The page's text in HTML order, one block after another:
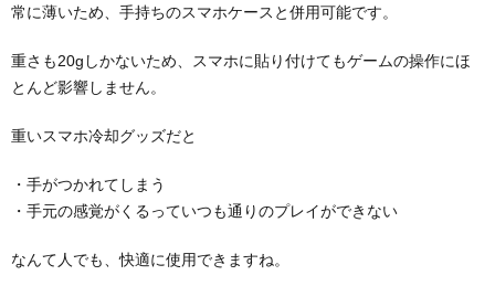
常に薄いため、手持ちのスマホケースと併用可能です。
重さも20gしかないため、スマホに貼り付けてもゲームの操作にほ
とんど影響しません。
重いスマホ冷却グッズだと
・手がつかれてしまう
・手元の感覚がくるっていつも通りのプレイができない
なんて人でも、快適に使用できますね。